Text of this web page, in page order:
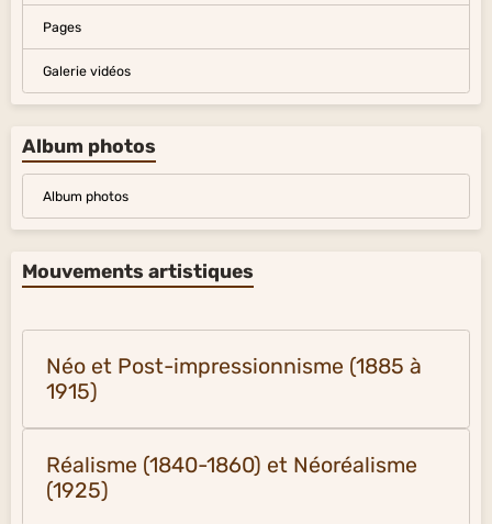
Pages
Galerie vidéos
Album photos
Album photos
Mouvements artistiques
Néo et Post-impressionnisme (1885 à
1915)
Réalisme (1840-1860) et Néoréalisme
(1925)